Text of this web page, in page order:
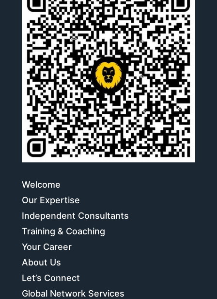
Welcome
Our Expertise
Independent Consultants
Training & Coaching
Your Career
About Us
Let’s Connect
Global Network Services